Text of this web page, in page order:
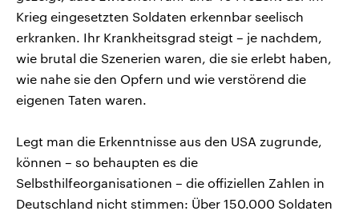
Krieg eingesetzten Soldaten erkennbar seelisch
erkranken. Ihr Krankheitsgrad steigt – je nachdem,
wie brutal die Szenerien waren, die sie erlebt haben,
wie nahe sie den Opfern und wie verstörend die
eigenen Taten waren.
Legt man die Erkenntnisse aus den USA zugrunde,
können – so behaupten es die
Selbsthilfeorganisationen – die offiziellen Zahlen in
Deutschland nicht stimmen: Über 150.000 Soldaten